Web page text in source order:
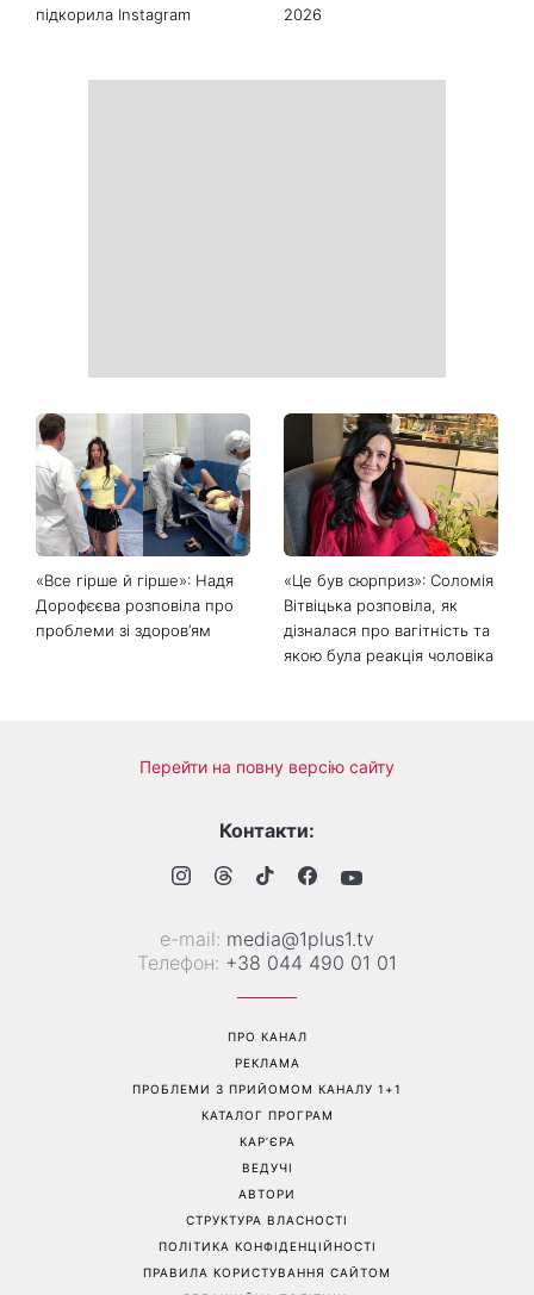
підкорила Instagram
2026
«Все гірше й гірше»: Надя
Дорофєєва розповіла про
проблеми зі здоров’ям
«Це був сюрприз»: Соломія
Вітвіцька розповіла, як
дізналася про вагітність та
якою була реакція чоловіка
Перейти на повну версію сайту
Контакти:
е-mail: media@1plus1.tv
Телефон: +38 044 490 01 01
ПРО КАНАЛ
РЕКЛАМА
ПРОБЛЕМИ З ПРИЙОМОМ КАНАЛУ 1+1
КАТАЛОГ ПРОГРАМ
КАР’ЄРА
ВЕДУЧІ
АВТОРИ
СТРУКТУРА ВЛАСНОСТІ
ПОЛІТИКА КОНФІДЕНЦІЙНОСТІ
ПРАВИЛА КОРИСТУВАННЯ САЙТОМ